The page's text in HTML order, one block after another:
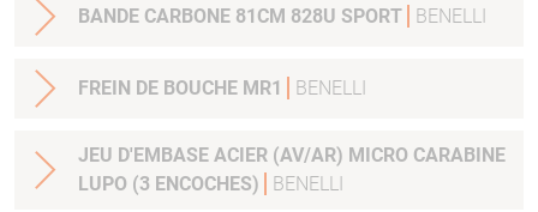
BANDE CARBONE 81CM 828U SPORT BENELLI
FREIN DE BOUCHE MR1 BENELLI
JEU D'EMBASE ACIER (AV/AR) MICRO CARABINE
LUPO (3 ENCOCHES)
BENELLI